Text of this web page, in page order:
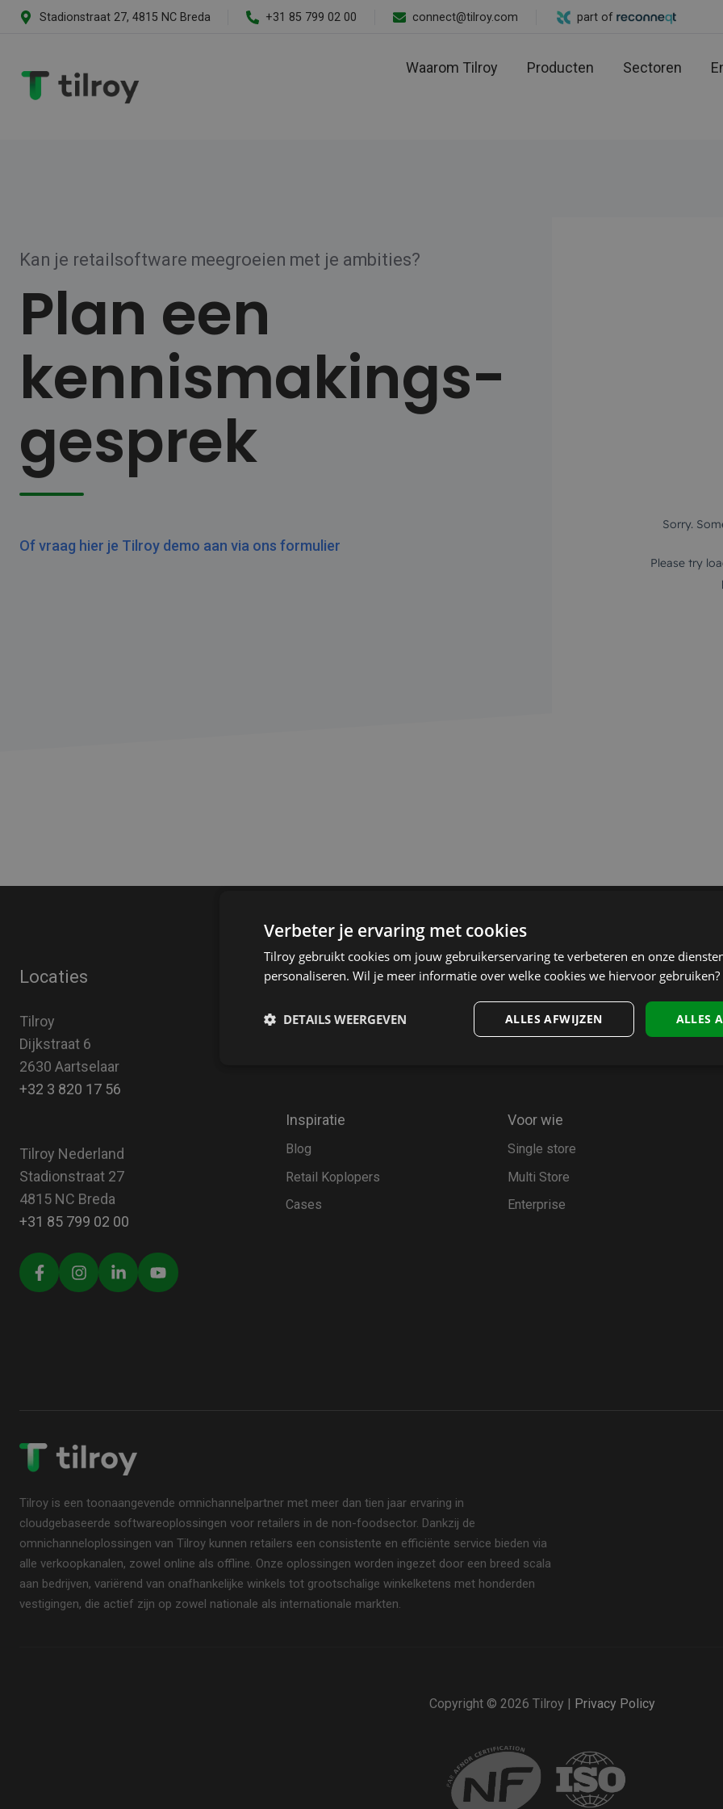
Stadionstraat 27, 4815 NC Breda +31 85 799 02 00 connect@tilroy.com part of
Waarom Tilroy Producten Sectoren
Kan je retailsoftware meegroeien met je ambities?
Plan een
kennismakings-
gesprek
Of vraag hier je Tilroy demo aan via ons formulier
Locaties
Tilroy
Dijkstraat 6
2630 Aartselaar
+32 3 820 17 56
Tilroy Nederland
Stadionstraat 27
4815 NC Breda
+31 85 799 02 00
Wie zijn wij Oplossingen
Point Of Sale
Inspiratie
Blog
Retail Koplopers
Cases
Voor wie
Single store
Multi Store
Enterprise
Tilroy is een toonaangevende omnichannelpartner met meer dan tien jaar ervaring in
cloudgebaseerde softwareoplossingen voor retailers in de non-foodsector. Dankzij de
omnichanneloplossingen van Tilroy kunnen retailers een consistente en efficiënte service bieden via
alle verkoopkanalen, zowel online als offline. Onze oplossingen worden ingezet door een breed scala
aan bedrijven, variërend van onafhankelijke winkels tot grootschalige winkelketens met honderden
vestigingen, die actief zijn op zowel nationale als internationale markten.
Copyright © 2026 Tilroy | Privacy Policy
Verbeter je ervaring met cookies
Tilroy gebruikt cookies om jouw gebruikerservaring te verbeteren en onze
personaliseren. Wil je meer informatie over welke cookies we hiervoor gebruiken?
ALLES
ALLES AFWIJZEN
DETAILS WEERGEVEN